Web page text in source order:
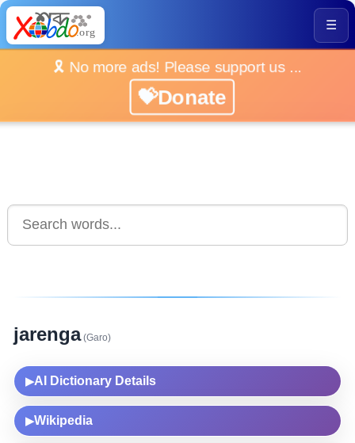
☰
🎗️ No more ads! Please support us ...
💝Donate
jarenga(Garo)
▶AI Dictionary Details
▶Wikipedia